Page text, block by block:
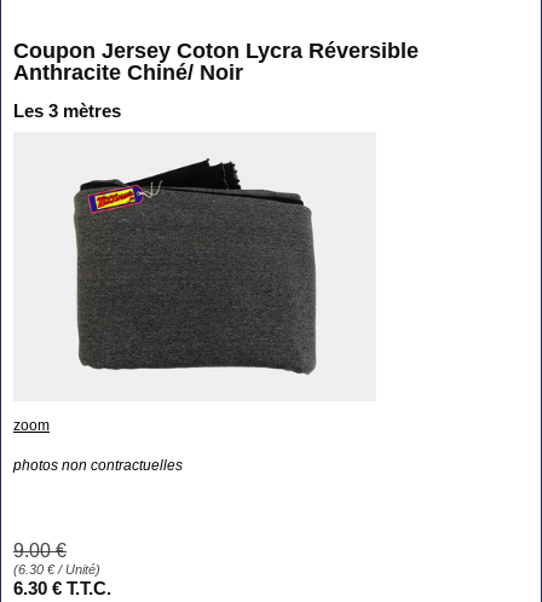
Coupon Jersey Coton Lycra Réversible
Anthracite Chiné/ Noir
Les 3 mètres
zoom
photos non contractuelles
9.00 €
(6.30 €/ Unité)
6.30 € T.T.C.